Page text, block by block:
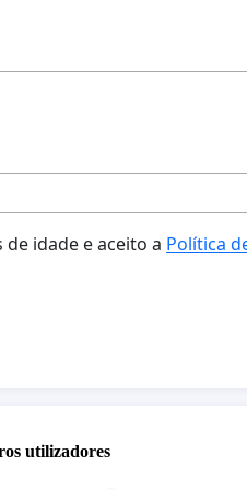
idade e aceito a Política
utilizadores